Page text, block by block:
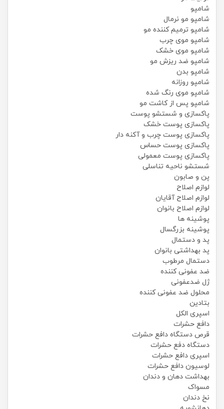
شامپو
شامپو مو نرمال
شامپو ترمیم کننده مو
شامپو موی چرب
شامپو موی خشک
شامپو ضد ریزش مو
شامپو بدن
شامپو روزانه
شامپو موی رنگ شده
شامپو پس از کاشت مو
پاکسازی و شستشو پوست
پاکسازی پوست خشک
پاکسازی پوست چرب و آکنه دار
پاکسازی پوست حساس
پاکسازی پوست معمولی
شستشو ناحیه تناسلی
پن و صابون
لوازم اصلاح
لوازم اصلاح آقایان
لوازم اصلاح بانوان
پوشینه ها
پوشینه بزرگسال
پد و دستمال
پد بهداشتی بانوان
دستمال مرطوب
ضد عفونی کننده
ژل ضدعفونی
محلول ضد عفونی کننده
بتادین
اسپری الکل
دافع حشرات
قرص دستگاه دافع حشرات
دستگاه دفع حشرات
اسپری دافع حشرات
لوسیون دافع حشرات
بهداشت دهان و دندان
مسواک
نخ دندان